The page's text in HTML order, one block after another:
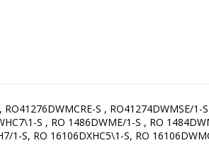
S , RO41274DWMSE/
S , RO 1486DWME/1-S , RO
1-S, RO 16106DXHC5\1-S, RO